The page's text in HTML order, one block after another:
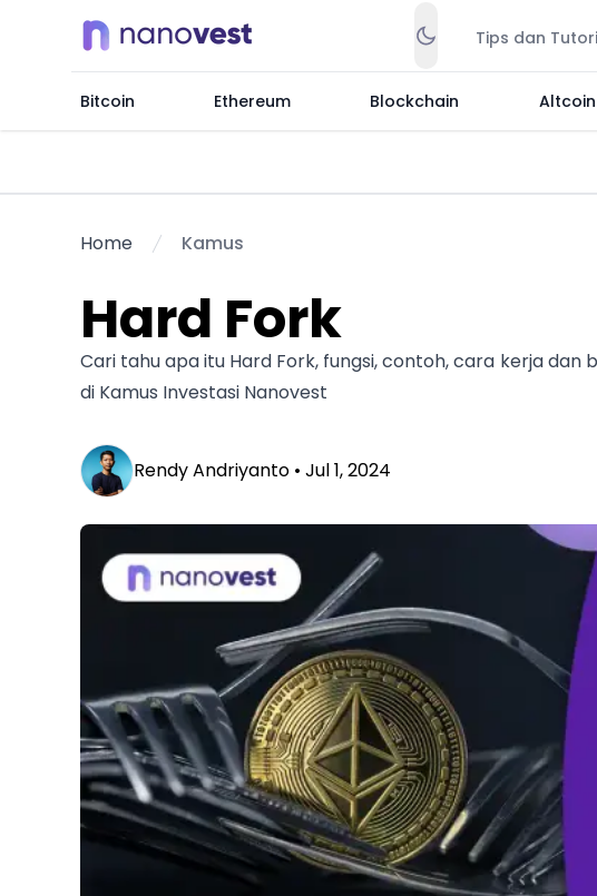
Tips dan
Bitcoin Ethereum Blockchain Altcoin
Home Kamus
Hard Fork
Cari tahu apa itu Hard Fork, fungsi, contoh, cara kerja
di Kamus Investasi Nanovest
Rendy Andriyanto • Jul 1, 2024